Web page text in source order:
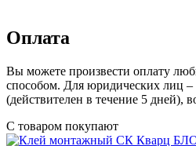
Оплата
Вы можете произвести оплату
способом. Для юридических лиц –
(действителен в течение 5 дней),
С товаром покупают